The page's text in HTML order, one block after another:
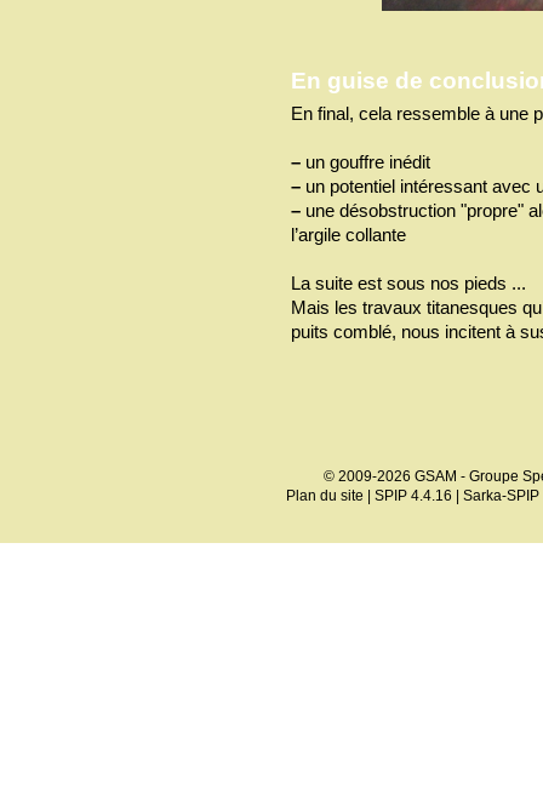
En guise de
En final, cela ressemble à une
– un gouffre inédit
– un potentiel intéressant avec
– une désobstruction "propre"
l’argile collante
La suite est sous nos pieds ...
Mais les travaux titanesques
puits comblé, nous incitent à
© 2009-2026 GSAM - Groupe
Plan du site | SPIP 4.4.16 | Sarka-SPIP